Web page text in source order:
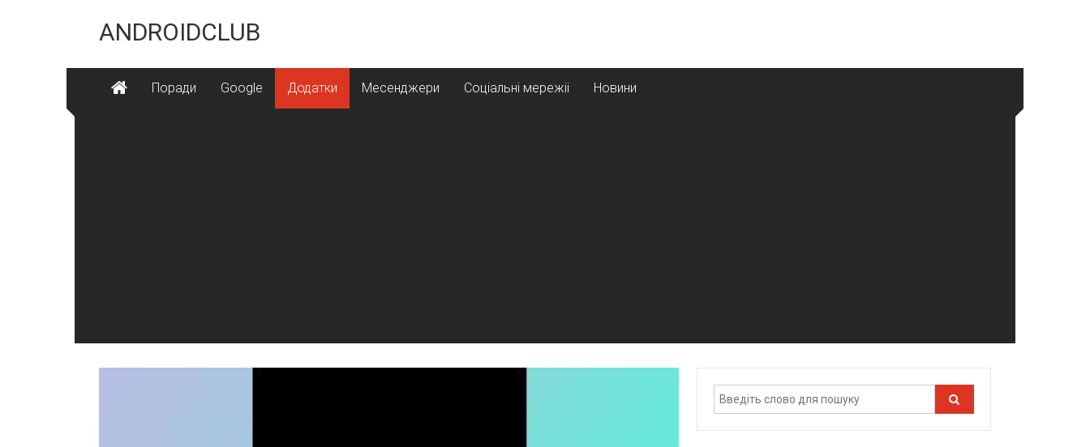
contentANDROIDCLUB
Поради Google Додатки Месенджери Соціальні мережіі Новини